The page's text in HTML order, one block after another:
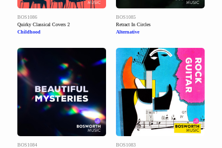
BOS1086
Quirky Classical Covers 2
Childhood
BOS1085
Retract In Circles
Alternative
BOS1084
BOS1083